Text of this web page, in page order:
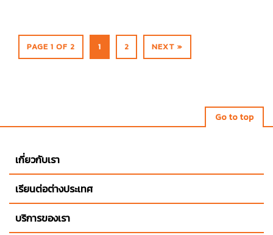
PAGE 1 OF 2 1 2 NEXT »
Go to top
เกี่ยวกับเรา
เรียนต่อต่างประเทศ
บริการของเรา